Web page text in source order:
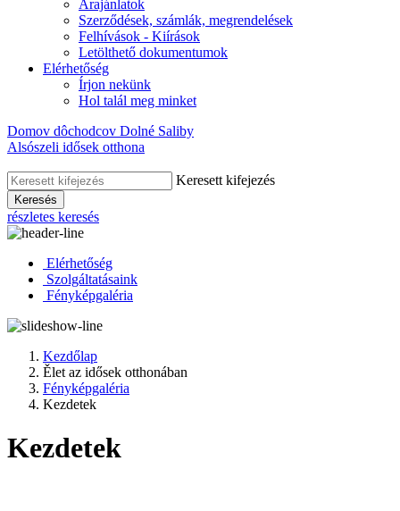
Árajánlatok
Szerződések, számlák, megrendelések
Felhívások - Kiírások
Letölthető dokumentumok
Elérhetőség
Írjon nekünk
Hol talál meg minket
Domov dôchodcov Dolné Saliby
Alsószeli idősek otthona
Keresett kifejezés
Keresés
részletes keresés
Elérhetőség
Szolgáltatásaink
Fényképgaléria
Kezdőlap
Ělet az idősek otthonában
Fényképgaléria
Kezdetek
Kezdetek